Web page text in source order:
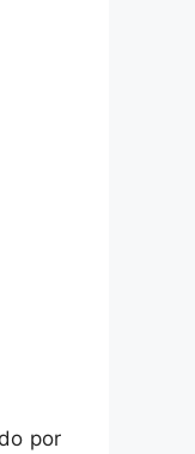
por